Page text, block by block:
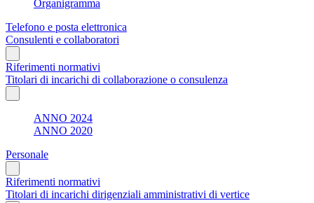
Organigramma
Telefono e posta elettronica
Consulenti e collaboratori
Riferimenti normativi
Titolari di incarichi di collaborazione o consulenza
ANNO 2024
ANNO 2020
Personale
Riferimenti normativi
Titolari di incarichi dirigenziali amministrativi di vertice